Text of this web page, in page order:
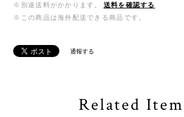
※別途送料がかかります。
送料を確認する
※この商品は海外配送できる商品です。
通報する
Related